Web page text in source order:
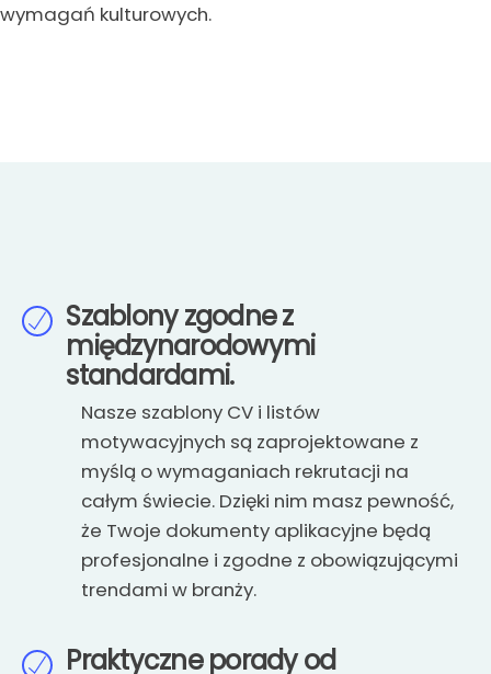
wymagań kulturowych.
Szablony zgodne z
międzynarodowymi
standardami.
Nasze szablony CV i listów
motywacyjnych są zaprojektowane z
myślą o wymaganiach rekrutacji na
całym świecie. Dzięki nim masz pewność,
że Twoje dokumenty aplikacyjne będą
profesjonalne i zgodne z obowiązującymi
trendami w branży.
Praktyczne porady od